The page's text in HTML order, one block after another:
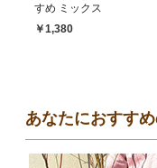
すめ ミックス
￥1,380
あなたにおすす